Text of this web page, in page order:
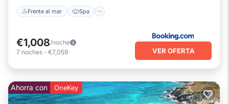
Frente al mar Spa
€1,008/noche
7 noches - €7,059 VER OFERTA
Ahorra con OneKey